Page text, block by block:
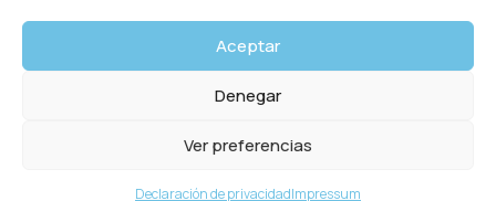
Aceptar
Denegar
Ver preferencias
Declaración de privacidadImpressum
Contacto
Aviso Legal
Privado